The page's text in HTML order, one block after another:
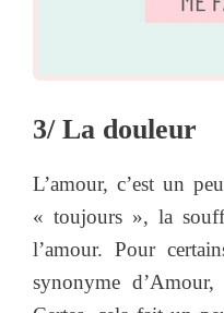
3/ La douleur
L’amour, c’est un
« toujours », la
l’amour. Pour
synonyme